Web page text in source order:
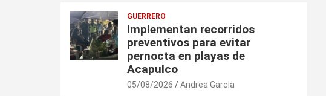
GUERRERO
Implementan recorridos
preventivos para evitar
pernocta en playas de
Acapulco
05/08/2026 Andrea Garcia